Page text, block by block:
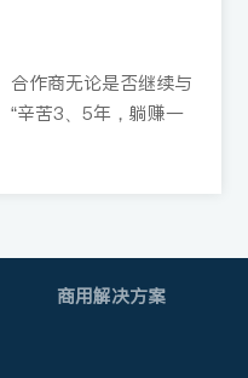
合作商无论是否继续与
“辛苦3、5年，躺赚一
商用解决方案